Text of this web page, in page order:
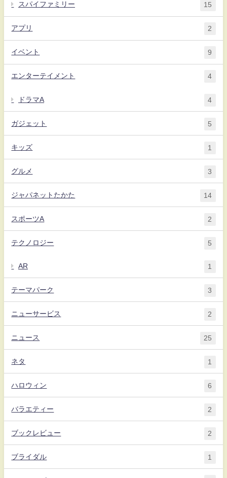
スパイファミリー 15
アプリ 2
イベント 9
エンターテイメント 4
ドラマA 4
ガジェット 5
キッズ 1
グルメ 3
ジャパネットたかた 14
スポーツA 2
テクノロジー 5
AR 1
テーマパーク 3
ニューサービス 2
ニュース 25
ネタ 1
ハロウィン 6
バラエティー 2
ブックレビュー 2
ブライダル 1